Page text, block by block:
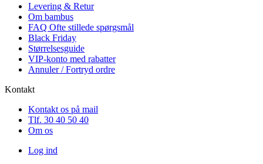
Levering & Retur
Om bambus
FAQ Ofte stillede spørgsmål
Black Friday
Størrelsesguide
VIP-konto med rabatter
Annuler / Fortryd ordre
Kontakt
Kontakt os på mail
Tlf. 30 40 50 40
Om os
Log ind